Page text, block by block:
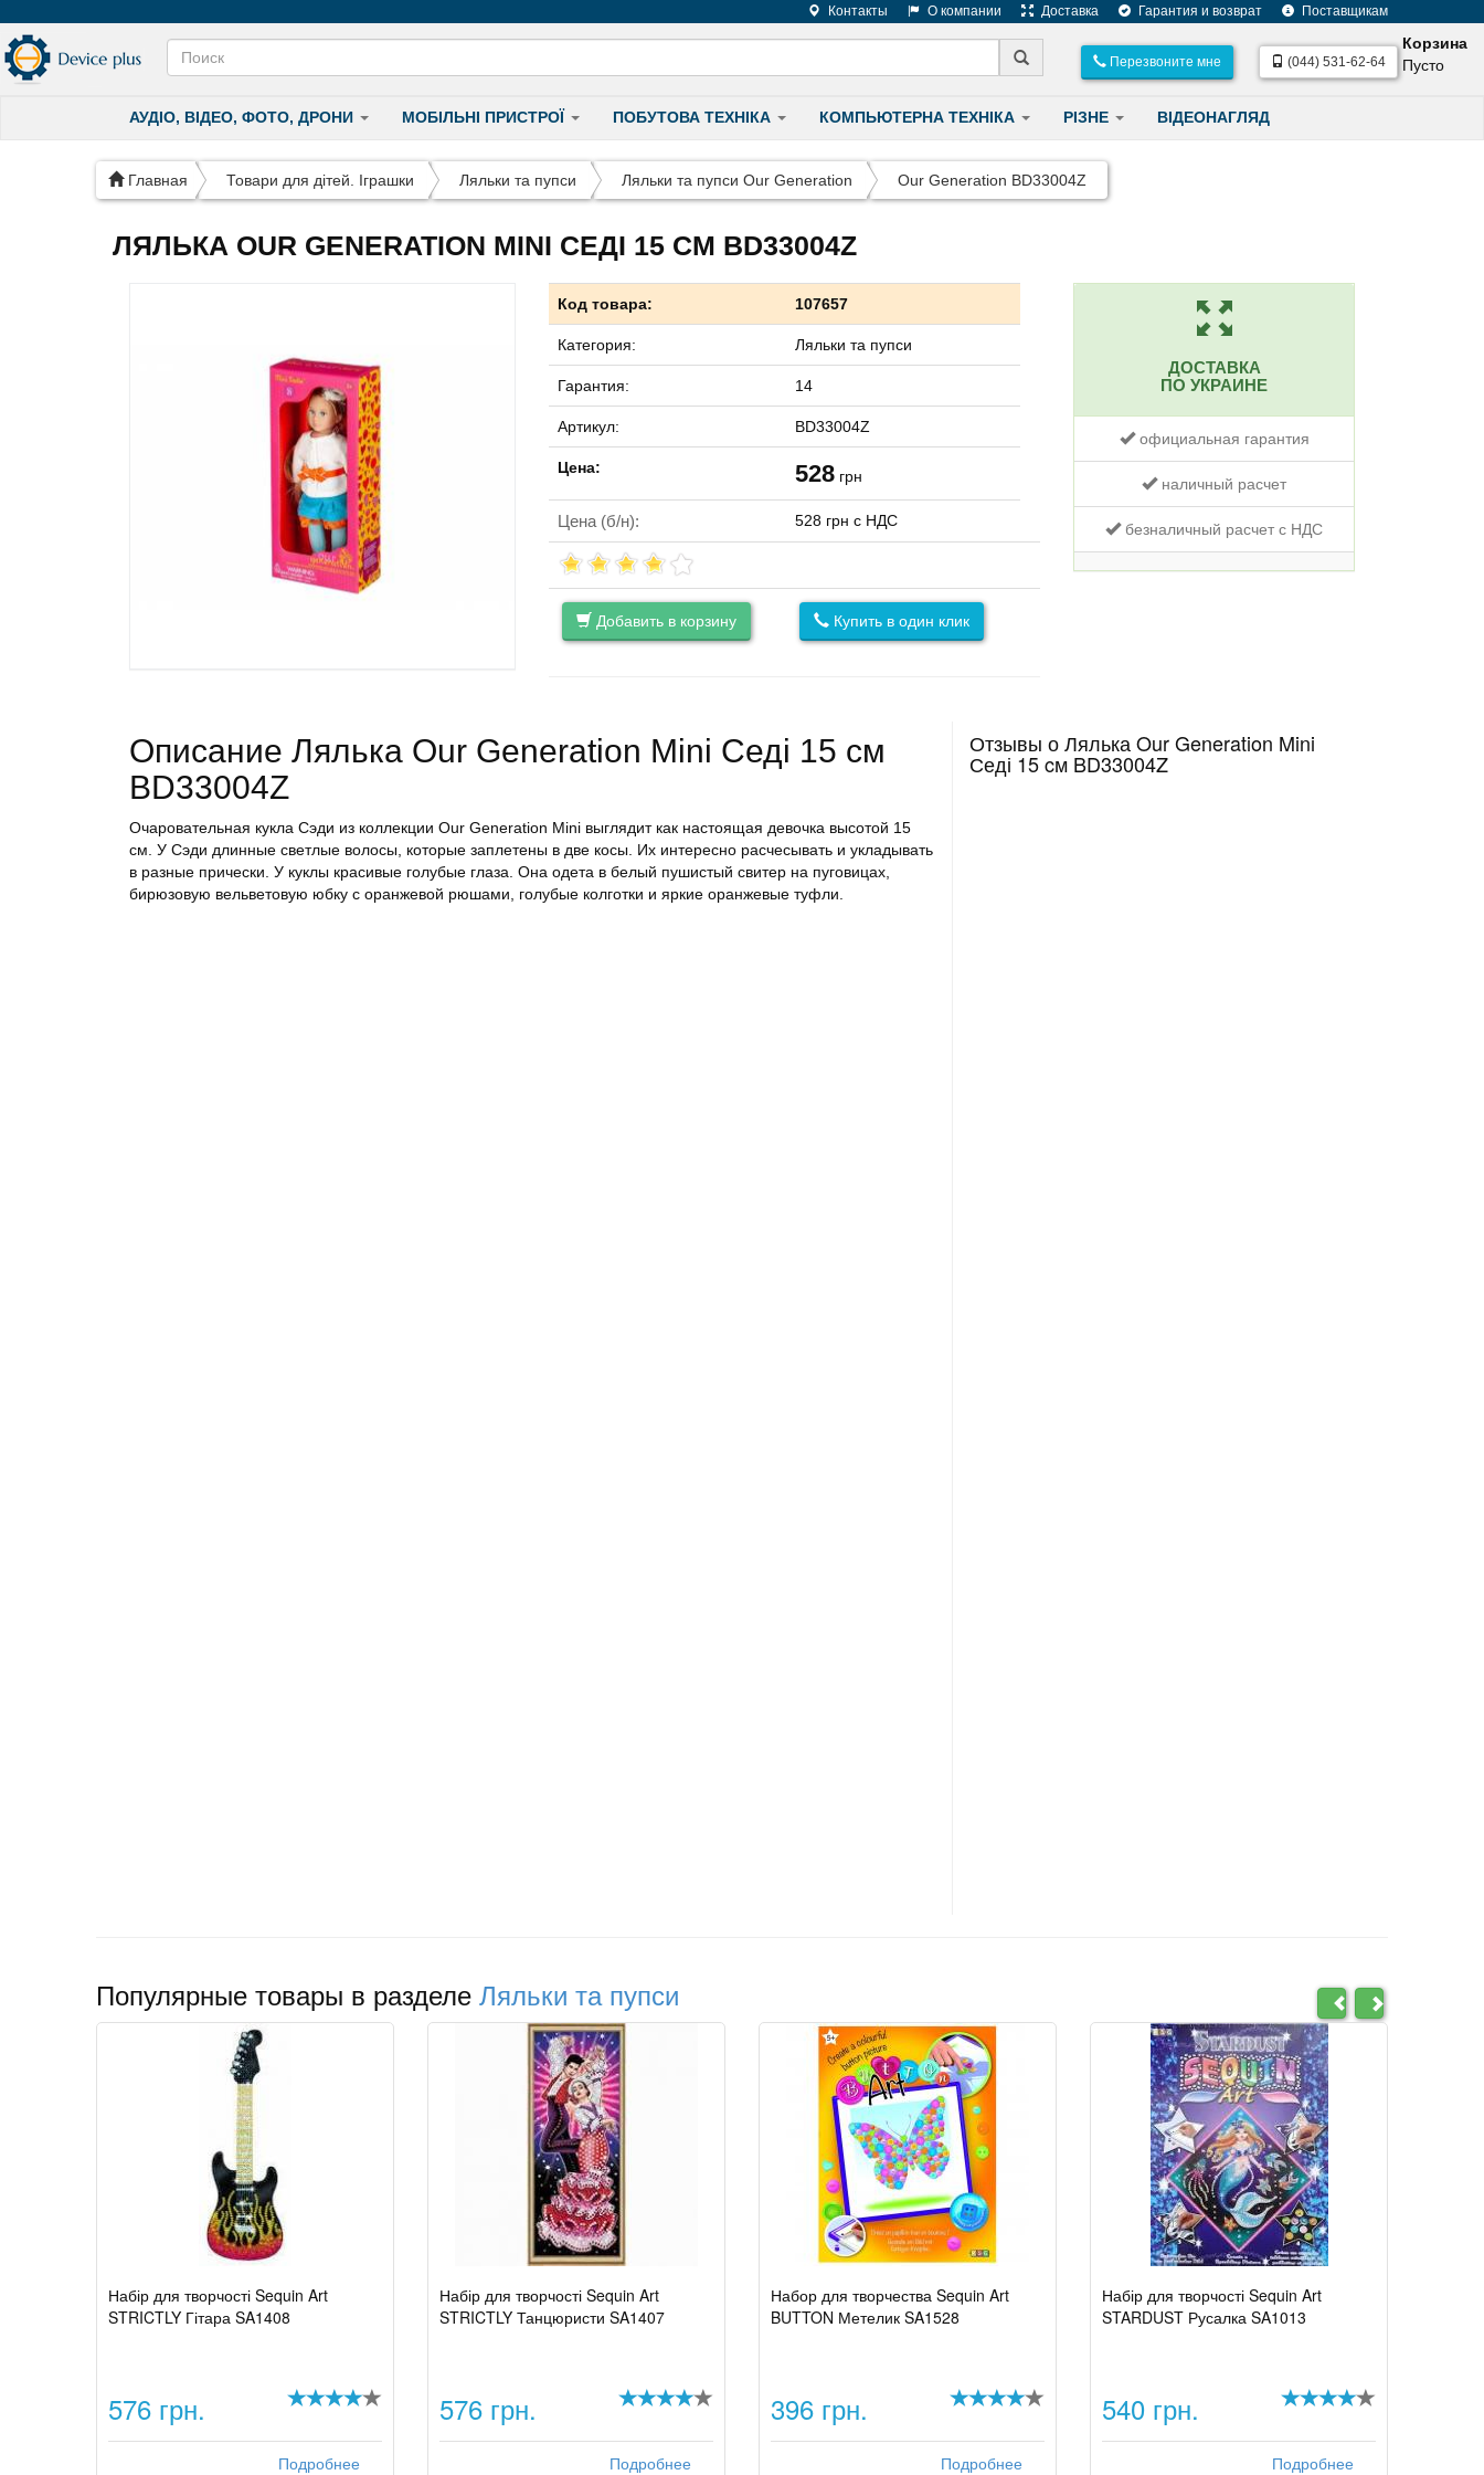
Контакты О компании Доставка Гарантия и возврат Поставщикам
Перезвоните мне (044) 531-62-64
Корзина
Пусто
АУДІО, ВІДЕО, ФОТО, ДРОНИ МОБІЛЬНІ ПРИСТРОЇ ПОБУТОВА ТЕХНІКА КОМПЬЮТЕРНА ТЕХНІКА РІЗНЕ ВІДЕОНАГЛЯД
Главная Товари для дітей. Іграшки Ляльки та пупси Ляльки та пупси Our Generation Our Generation BD33004Z
ЛЯЛЬКА OUR GENERATION MINI СЕДІ 15 CМ BD33004Z
Код товара: 107657
Категория: Ляльки та пупси
Гарантия: 14
Артикул: BD33004Z
Цена: 528 грн
Цена (б/н): 528 грн с НДС
Добавить в корзину Купить в один клик
ДОСТАВКА
ПО УКРАИНЕ
официальная гарантия
наличный расчет
безналичный расчет с НДС
Описание Лялька Our Generation Mini Седі 15 cм
BD33004Z
Очаровательная кукла Сэди из коллекции Our Generation Mini выглядит как настоящая девочка высотой 15
см. У Сэди длинные светлые волосы, которые заплетены в две косы. Их интересно расчесывать и укладывать
в разные прически. У куклы красивые голубые глаза. Она одета в белый пушистый свитер на пуговицах,
бирюзовую вельветовую юбку с оранжевой рюшами, голубые колготки и яркие оранжевые туфли.
Отзывы о Лялька Our Generation Mini
Седі 15 cм BD33004Z
Популярные товары в разделе Ляльки та пупси
Набір для творчості Sequin Art
STRICTLY Гітара SA1408
576 грн.
Подробнее
Набір для творчості Sequin Art
STRICTLY Танцюристи SA1407
576 грн.
Подробнее
Набор для творчества Sequin Art
BUTTON Метелик SA1528
396 грн.
Подробнее
Набір для творчості Sequin Art
STARDUST Русалка SA1013
540 грн.
Подробнее